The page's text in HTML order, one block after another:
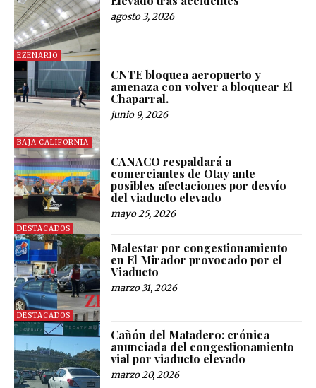
EZENARIO
agosto 3, 2026
BAJA CALIFORNIA
CNTE bloquea aeropuerto y
amenaza con volver a bloquear El
Chaparral.
junio 9, 2026
DESTACADOS
CANACO respaldará a
comerciantes de Otay ante
posibles afectaciones por desvío
del viaducto elevado
mayo 25, 2026
DESTACADOS
Malestar por congestionamiento
en El Mirador provocado por el
Viaducto
marzo 31, 2026
Cañón del Matadero: crónica
anunciada del congestionamiento
vial por viaducto elevado
marzo 20, 2026